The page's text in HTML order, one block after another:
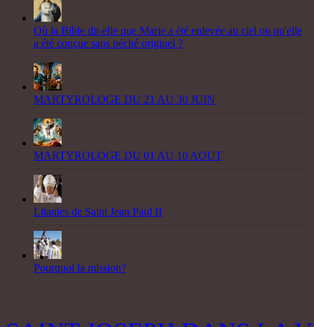
Où la Bible dit-elle que Marie a été enlevée au ciel ou qu'elle
a été conçue sans péché originel ?
MARTYROLOGE DU 21 AU 30 JUIN
MARTYROLOGE DU 01 AU 10 AOUT
Litanies de Saint Jean Paul II
Pourquoi la mission?